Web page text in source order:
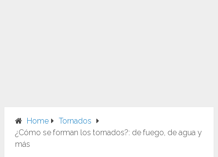
Home
Tornados
¿Cómo se forman los tornados?: de fuego, de agua y
más